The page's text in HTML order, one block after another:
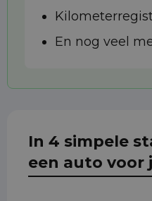
En nog veel
In 4 simpele
een auto voor